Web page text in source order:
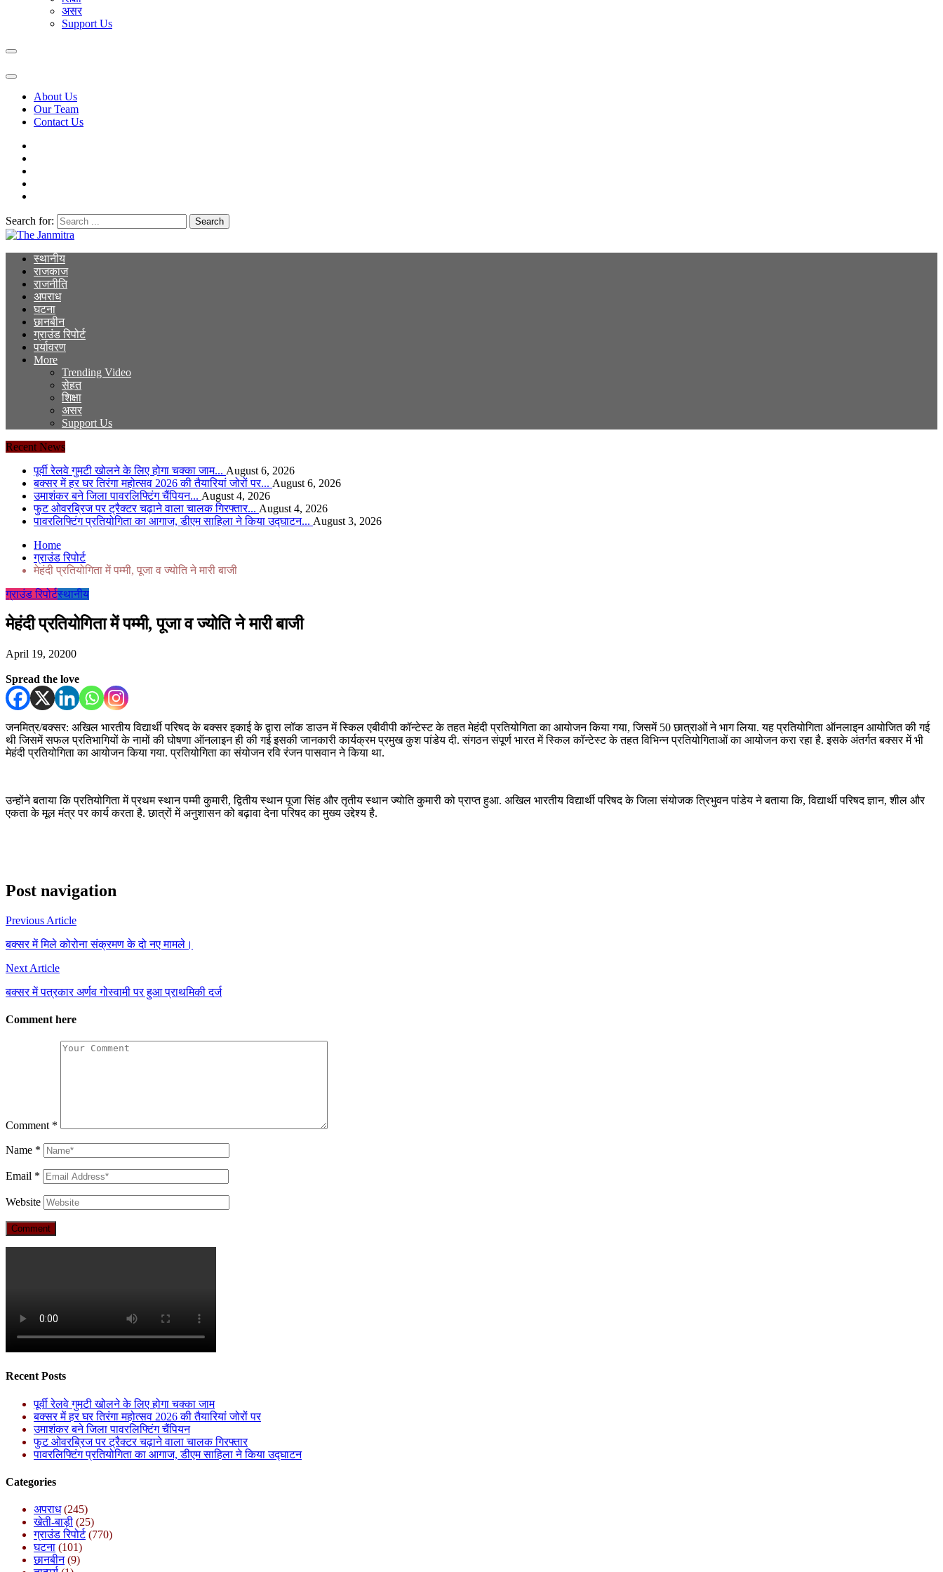
असर
Support Us
About Us
Our Team
Contact Us
Search for:
The Janmitra
The Janmitra
स्थानीय
राजकाज
राजनीति
अपराध
घटना
छानबीन
ग्राउंड रिपोर्ट
पर्यावरण
More
Trending Video
सेहत
शिक्षा
असर
Support Us
Recent News
पूर्वी रेलवे गुमटी खोलने के लिए होगा चक्का जाम... August 6, 2026
बक्सर में हर घर तिरंगा महोत्सव 2026 की तैयारियां जोरों पर... August 6, 2026
उमाशंकर बने जिला पावरलिफ्टिंग चैंपियन... August 4, 2026
फुट ओवरब्रिज पर ट्रैक्टर चढ़ाने वाला चालक गिरफ्तार... August 4, 2026
पावरलिफ्टिंग प्रतियोगिता का आगाज, डीएम साहिला ने किया उद्घाटन... August 3, 2026
Home
ग्राउंड रिपोर्ट
मेहंदी प्रतियोगिता में पम्मी, पूजा व ज्योति ने मारी बाजी
ग्राउंड रिपोर्टस्थानीय
मेहंदी प्रतियोगिता में पम्मी, पूजा व ज्योति ने मारी बाजी
April 19, 20200
Spread the love
जनमित्र/बक्सर: अखिल भारतीय विद्यार्थी परिषद के बक्सर इकाई के द्वारा लॉक डाउन में स्किल एबीवीपी कॉन्टेस्ट के तहत मेहंदी प्रतियोगिता का आयोजन किया गया, जिसमें 50 छात्राओं ने भाग लिया. यह प्रतियोगिता ऑनलाइन आयोजित की गई
थी जिसमें सफल प्रतिभागियों के नामों की घोषणा ऑनलाइन ही की गई इसकी जानकारी कार्यक्रम प्रमुख कुश पांडेय दी. संगठन संपूर्ण भारत में स्किल कॉन्टेस्ट के तहत विभिन्न प्रतियोगिताओं का आयोजन करा रहा है. इसके अंतर्गत बक्सर में भी
मेहंदी प्रतियोगिता का आयोजन किया गया. प्रतियोगिता का संयोजन रवि रंजन पासवान ने किया था.
उन्होंने बताया कि प्रतियोगिता में प्रथम स्थान पम्मी कुमारी, द्वितीय स्थान पूजा सिंह और तृतीय स्थान ज्योति कुमारी को प्राप्त हुआ. अखिल भारतीय विद्यार्थी परिषद के जिला संयोजक त्रिभुवन पांडेय ने बताया कि, विद्यार्थी परिषद ज्ञान, शील और
एकता के मूल मंत्र पर कार्य करता है. छात्रों में अनुशासन को बढ़ावा देना परिषद का मुख्य उद्देश्य है.
Post navigation
Previous Article
बक्सर में मिले कोरोना संक्रमण के दो नए मामले।
Next Article
बक्सर में पत्रकार अर्णव गोस्वामी पर हुआ प्राथमिकी दर्ज
Comment here
Comment *
Name *
Email *
Website
Recent Posts
पूर्वी रेलवे गुमटी खोलने के लिए होगा चक्का जाम
बक्सर में हर घर तिरंगा महोत्सव 2026 की तैयारियां जोरों पर
उमाशंकर बने जिला पावरलिफ्टिंग चैंपियन
फुट ओवरब्रिज पर ट्रैक्टर चढ़ाने वाला चालक गिरफ्तार
पावरलिफ्टिंग प्रतियोगिता का आगाज, डीएम साहिला ने किया उद्घाटन
Categories
अपराध(245)
खेती-बाड़ी (25)
ग्राउंड रिपोर्ट(770)
घटना (101)
छानबीन(9)